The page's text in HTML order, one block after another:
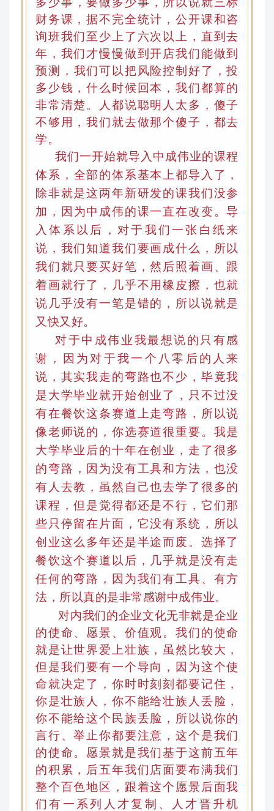
财务课，据不完全统计 ，公开课和咨
询班我们至少上了六次以上 ， 直到去
年，我们才慢慢做到开店我们能做到
预测
， 我们可以把风险控制好了，投
多少钱，什么时候回本 ，我们都算的
非常清楚。人都说聪明人太多，傻子
不够用，我们就去做那个傻子，都去
学。
我们一开始就导入中成伟业的课程
体系 ， 全部的体系基本上都导入了，
除非就是这两年新研发的课我们没参
加 ， 因为中成伟的课一直在改变。导
入体系以后，对于我们一张白纸来
说，我们知道我们要画成什么，所以
我们就只要买好笔，然后照着画、跟
着画就行了，几乎不用橡皮擦，也就
说几乎没有一笔是错的，所以说就是
又快又好。
对于中成伟业我最想说的只有感
谢 ，
因为对于我一个八零后的人来
说，其实我走的弯路也不少 ， 毕竟我
是大学毕业就开始创业了，只不过没
有在餐饮这条赛道上走弯路 ， 所以说
像老师说的 ， 你选赛道很重要。我是
大学毕业后的十年在创业，走了很多
的弯路 ， 因为没有工具和方法，也没
有人去教，虽然自己也去学了很多的
课程，但是觉得都还是不行，它们那
些只停留在片面，它没有系统 ， 所以
创业这么多年还是半途而废 。 选择了
餐饮这个赛道以后，几乎就是没有走
任何的弯路，因为我们有工具、有方
法 ， 所以真的是非常感谢中成伟业。
对内我们的企业文化无非就是企业
的使命、愿景、价值观。我们的使命
就是让世界爱上壮族 ， 虽然比较大，
但是我们要有一个导向，因为这个使
命就决定了
， 你时时刻刻都要记住，
你是壮族人，你不能给壮族人丢脸，
你不能给这个民族丢脸，所以说你的
言行、举止你都要注意，这个是我们
的使命。愿景就是我们基于这前五年
的积累，后五年我们 店面要布满我们
整个百色地区
， 跟着这个愿景后面我
们有一系列人才复制 、 人才晋升机